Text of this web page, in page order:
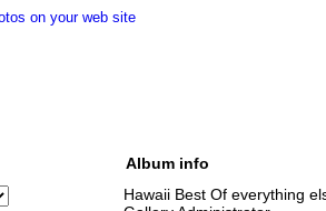
Album info
Hawaii Best Of everything